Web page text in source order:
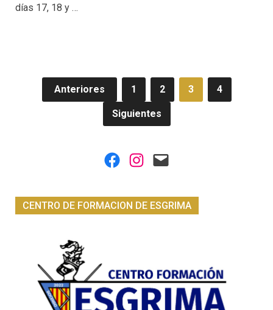
días 17, 18 y …
Navegación
Anteriores 1 2 3 4
Siguientes
Facebook
Instagram
Mail
CENTRO DE FORMACION DE ESGRIMA